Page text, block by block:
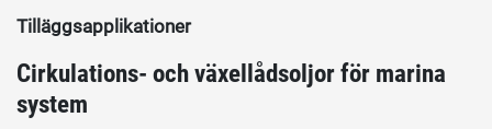
Tilläggsapplikationer
Cirkulations- och växellådsoljor för marina
system